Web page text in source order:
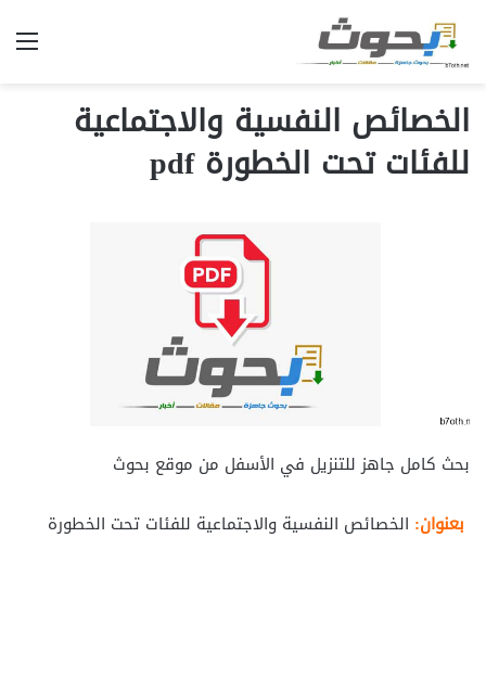
الخصائص النفسية والاجتماعية
للفئات تحت الخطورة pdf
بحث كامل جاهز للتنزيل في الأسفل من موقع بحوث
بعنوان: الخصائص النفسية والاجتماعية للفئات تحت الخطورة